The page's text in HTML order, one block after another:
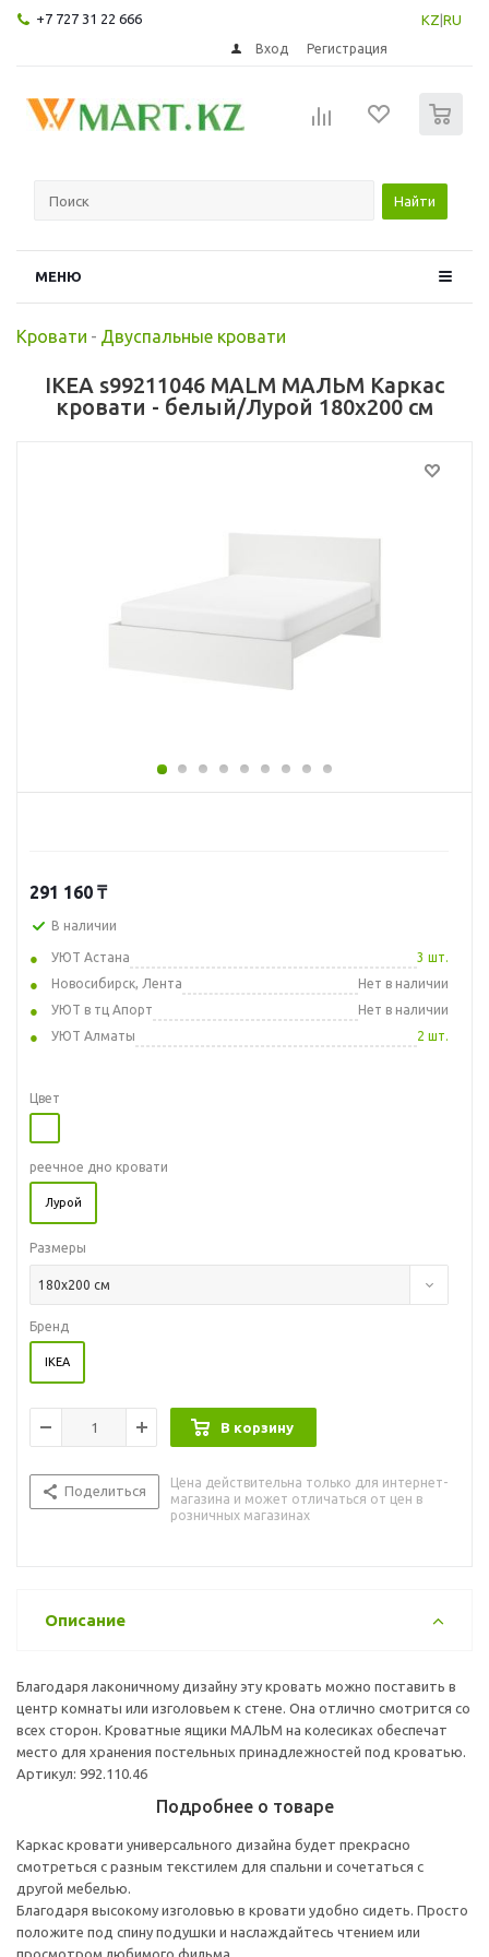
+7 727 31 22 666 KZ RU
Вход Регистрация
Найти
МЕНЮ
Кровати - Двуспальные кровати
IKEA s99211046 MALM МАЛЬМ Каркас
кровати - белый/Лурой 180x200 см
291 160 ₸
В наличии
УЮТ Астана
3 шт.
Новосибирск, Лента
Нет в наличии
УЮТ в тц Апорт
Нет в наличии
УЮТ Алматы
2 шт.
Цвет
реечное дно кровати
Лурой
Размеры
180x200 см
Бренд
IKEA
В корзину
Поделиться
Цена действительна только для интернет-
магазина и может отличаться от цен в
розничных магазинах
Описание
Благодаря лаконичному дизайну эту кровать можно поставить в
центр комнаты или изголовьем к стене. Она отлично смотрится со
всех сторон. Кроватные ящики МАЛЬМ на колесиках обеспечат
место для хранения постельных принадлежностей под кроватью.
Артикул: 992.110.46
Подробнее о товаре
Каркас кровати универсального дизайна будет прекрасно
смотреться с разным текстилем для спальни и сочетаться с
другой мебелью.
Благодаря высокому изголовью в кровати удобно сидеть. Просто
положите под спину подушки и наслаждайтесь чтением или
просмотром любимого фильма.